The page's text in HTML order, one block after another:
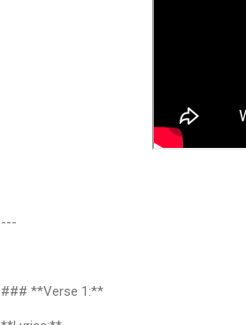
---
### **Verse 1:**